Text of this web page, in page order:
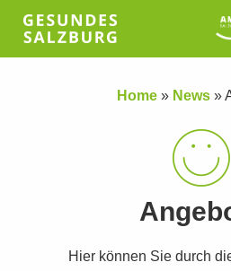
Home» News»
Hier können Sie durch